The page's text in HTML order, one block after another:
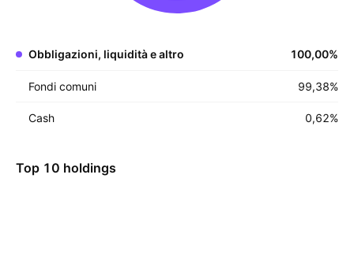
Obbligazioni, liquidità e altro 100,00%
Fondi comuni 99,38%
Cash 0,62%
Top 10 holdings